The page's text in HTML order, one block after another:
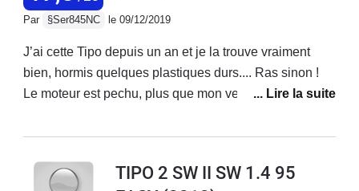
colorées pour les faire revenir.
était en vacances
Par §Ser845NC le 09/12/2019
J’ai cette Tipo depuis un an et je la trouve vraiment
bien, hormis quelques plastiques durs.... Ras sinon !
Le moteur est pechu, plus que mon verso 126 D4D qui
qualité - prix est imbattable, et je sais de quoi je parle
les deux ans environ! Bravo Fiat, sortez la en hybride.
TIPO 2 SW II SW 1.4 95